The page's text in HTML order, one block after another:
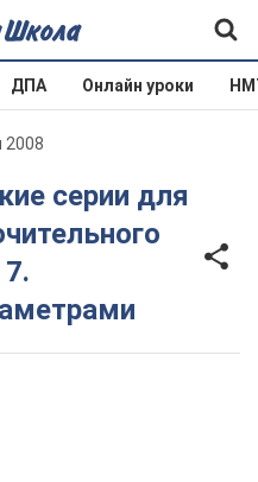
ДПА Онлайн уроки
2008